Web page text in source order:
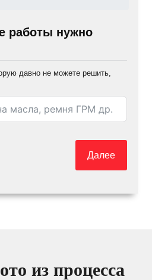
работы нужно
давно не можете решить,
Далее
из процесса